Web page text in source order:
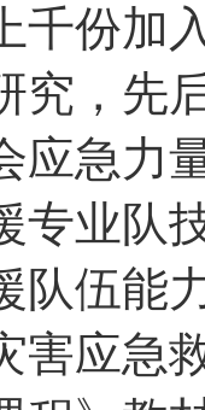
千份加
究，先
应急力
专业队
队伍
害应急